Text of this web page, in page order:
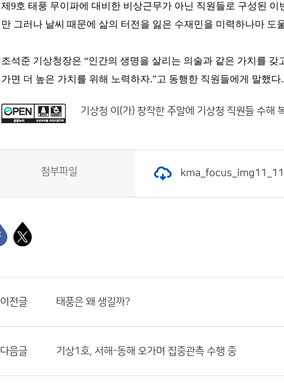
제9호 태풍 무이파에 대비한 비상근무가 아닌 직원들로 구성된
만 그러나 날씨 때문에 삶의 터전을 잃은 수재민을 미력하나마 도
조석준 기상청장은 “인간의 생명을 살리는 의술과 같은 가치를
가면 더 높은 가치를 위해 노력하자.”고 동행한 직원들에게 말했다.
기상청 이(가) 창작한 주말에 기상청 직원들 수해
첨부파일
이전글 태풍은 왜 생길까?
다음글 기상1호, 서해-동해 오가며 집중관측 수행 중